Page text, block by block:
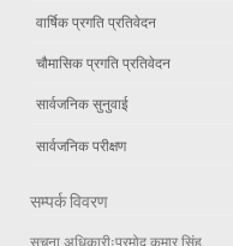
वार्षिक प्रगति प्रतिवेदन
चौमासिक प्रगति प्रतिवेदन
सार्वजनिक सुनुवाई
सार्वजनिक परीक्षण
सम्पर्क विवरण
सुचना अधिकारीःप्रमोद कुमार सिंह